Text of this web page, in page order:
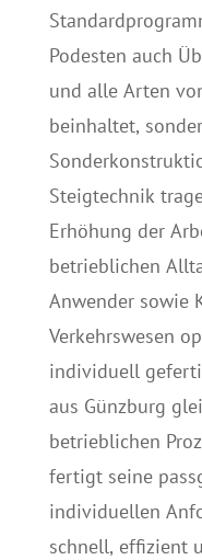
Podesten auch
und alle Arten
beinhaltet,
Steigtechnik
Erhöhung der
betrieblichen
Anwender sowie
Verkehrswesen
individuell
aus Günzburg
betrieblichen
fertigt seine
individuellen
schnell, effizient